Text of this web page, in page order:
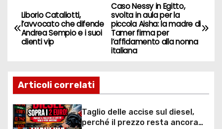
N
a
i
g
a
Caso Nessy in Egitto,
svolta in aula per la
piccola Aisha: la madre di
Tamer firma per
l’affidamento alla nonna
italiana
Liborio Cataliotti,
l’avvocato che difende
Andrea Sempio e i suoi
clienti vip
Articoli correlati
Taglio delle accise sul diesel,
perché il prezzo resta ancora